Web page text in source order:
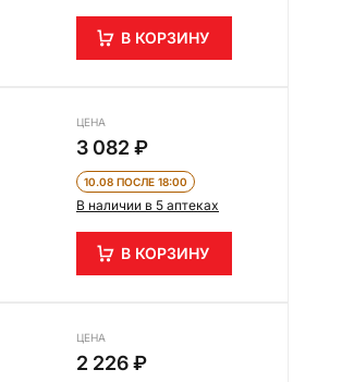
В КОРЗИНУ
ЦЕНА
3 082 ₽
10.08 ПОСЛЕ 18:00
В наличии в 5 аптеках
В КОРЗИНУ
ЦЕНА
2 226 ₽